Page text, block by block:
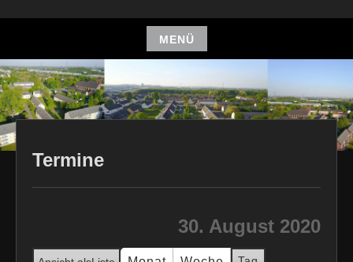
MENÜ
Zum
Inhalt
springen
Termine
30. August 2020